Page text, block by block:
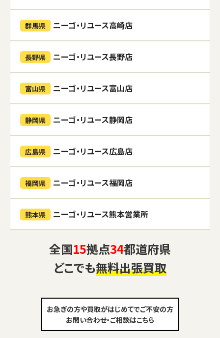
群馬県 ニーゴ・リユース高崎店
長野県 ニーゴ・リユース長野店
富山県 ニーゴ・リユース富山店
静岡県 ニーゴ・リユース静岡店
広島県 ニーゴ・リユース広島店
福岡県 ニーゴ・リユース福岡店
熊本県 ニーゴ・リユース熊本営業所
全国15拠点34都道府県
どこでも無料出張買取
お急ぎの方や買取がはじめてでご不安の方
お問い合わせ・ご相談はこちら